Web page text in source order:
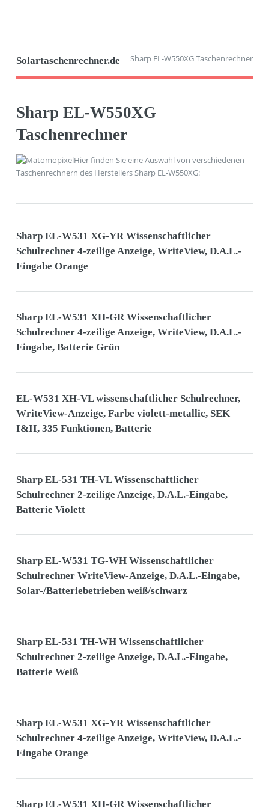
Solartaschenrechner.de Sharp EL-W550XG Taschenrechner
Sharp EL-W550XG
Taschenrechner
Hier finden Sie eine Auswahl von verschiedenen
Taschenrechnern des Herstellers Sharp EL-W550XG:
Sharp EL-W531 XG-YR Wissenschaftlicher
Schulrechner 4-zeilige Anzeige, WriteView, D.A.L.-
Eingabe Orange
Sharp EL-W531 XH-GR Wissenschaftlicher
Schulrechner 4-zeilige Anzeige, WriteView, D.A.L.-
Eingabe, Batterie Grün
EL-W531 XH-VL wissenschaftlicher Schulrechner,
WriteView-Anzeige, Farbe violett-metallic, SEK
I&II, 335 Funktionen, Batterie
Sharp EL-531 TH-VL Wissenschaftlicher
Schulrechner 2-zeilige Anzeige, D.A.L.-Eingabe,
Batterie Violett
Sharp EL-W531 TG-WH Wissenschaftlicher
Schulrechner WriteView-Anzeige, D.A.L.-Eingabe,
Solar-/Batteriebetrieben weiß/schwarz
Sharp EL-531 TH-WH Wissenschaftlicher
Schulrechner 2-zeilige Anzeige, D.A.L.-Eingabe,
Batterie Weiß
Sharp EL-W531 XG-YR Wissenschaftlicher
Schulrechner 4-zeilige Anzeige, WriteView, D.A.L.-
Eingabe Orange
Sharp EL-W531 XH-GR Wissenschaftlicher